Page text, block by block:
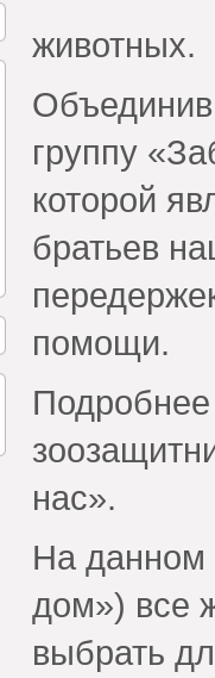
животных.
группу
которой
братьев
помощи.
Подробнее
нас».
На данном
дом») все
выбрать